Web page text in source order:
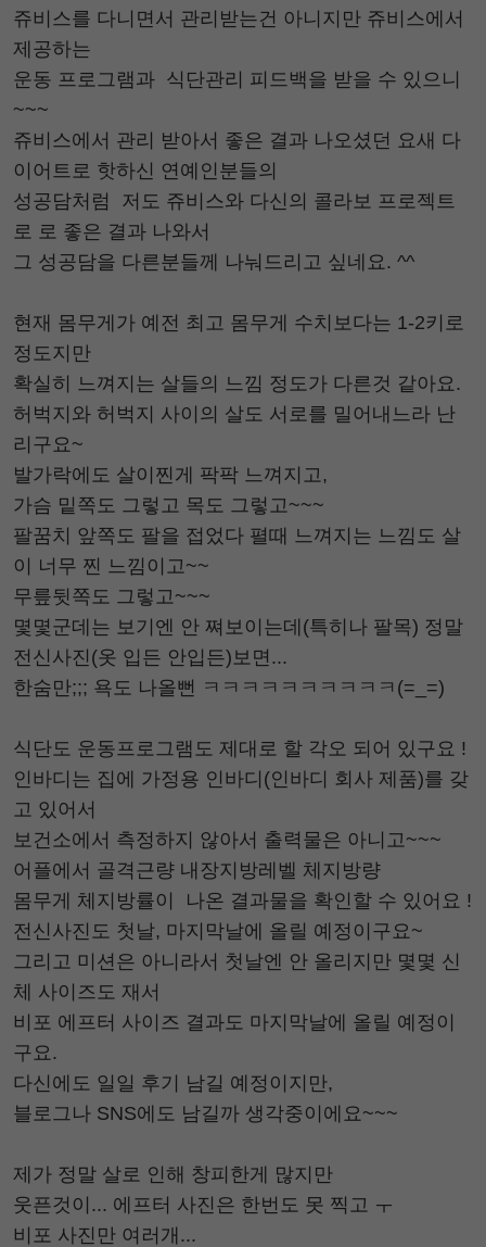
쥬비스를 다니면서 관리받는건 아니지만 쥬비스에서
제공하는
운동 프로그램과 식단관리 피드백을 받을 수 있으니
~~~
쥬비스에서 관리 받아서 좋은 결과 나오셨던 요새 다
이어트로 핫하신 연예인분들의
성공담처럼 저도 쥬비스와 다신의 콜라보 프로젝트
로 로 좋은 결과 나와서
그 성공담을 다른분들께 나눠드리고 싶네요. ^^
현재 몸무게가 예전 최고 몸무게 수치보다는 1-2키로
정도지만
확실히 느껴지는 살들의 느낌 정도가 다른것 같아요.
허벅지와 허벅지 사이의 살도 서로를 밀어내느라 난
리구요~
발가락에도 살이찐게 팍팍 느껴지고,
가슴 밑쪽도 그렇고 목도 그렇고~~~
팔꿈치 앞쪽도 팔을 접었다 펼때 느껴지는 느낌도 살
이 너무 찐 느낌이고~~
무릎뒷쪽도 그렇고~~~
몇몇군데는 보기엔 안 쪄보이는데(특히나 팔목) 정말
전신사진(옷 입든 안입든)보면...
한숨만;;; 욕도 나올뻔 ㅋㅋㅋㅋㅋㅋㅋㅋㅋㅋ(=_=)
식단도 운동프로그램도 제대로 할 각오 되어 있구요 !
인바디는 집에 가정용 인바디(인바디 회사 제품)를 갖
고 있어서
보건소에서 측정하지 않아서 출력물은 아니고~~~
어플에서 골격근량 내장지방레벨 체지방량
몸무게 체지방률이 나온 결과물을 확인할 수 있어요 !
전신사진도 첫날, 마지막날에 올릴 예정이구요~
그리고 미션은 아니라서 첫날엔 안 올리지만 몇몇 신
체 사이즈도 재서
비포 에프터 사이즈 결과도 마지막날에 올릴 예정이
구요.
다신에도 일일 후기 남길 예정이지만,
블로그나 SNS에도 남길까 생각중이에요~~~
제가 정말 살로 인해 창피한게 많지만
웃픈것이... 에프터 사진은 한번도 못 찍고 ㅜ
비포 사진만 여러개...